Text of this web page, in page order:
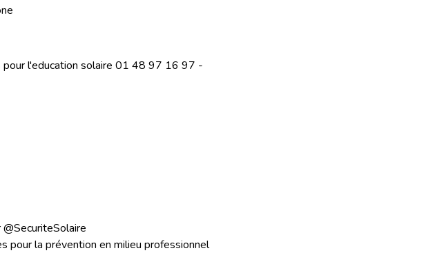
pour l'education solaire 01 48 97 16 97 -
pour la prévention en milieu professionnel